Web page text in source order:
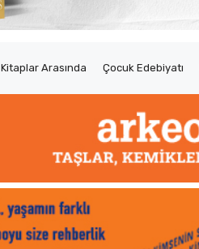
Kitaplar Arasında Çocuk Edebiyatı